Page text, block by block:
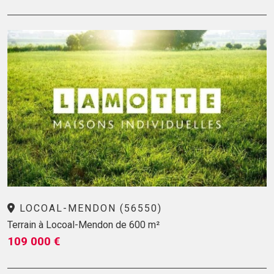
LOCOAL-MENDON (56550)
Terrain à Locoal-Mendon de 600 m²
109 000 €